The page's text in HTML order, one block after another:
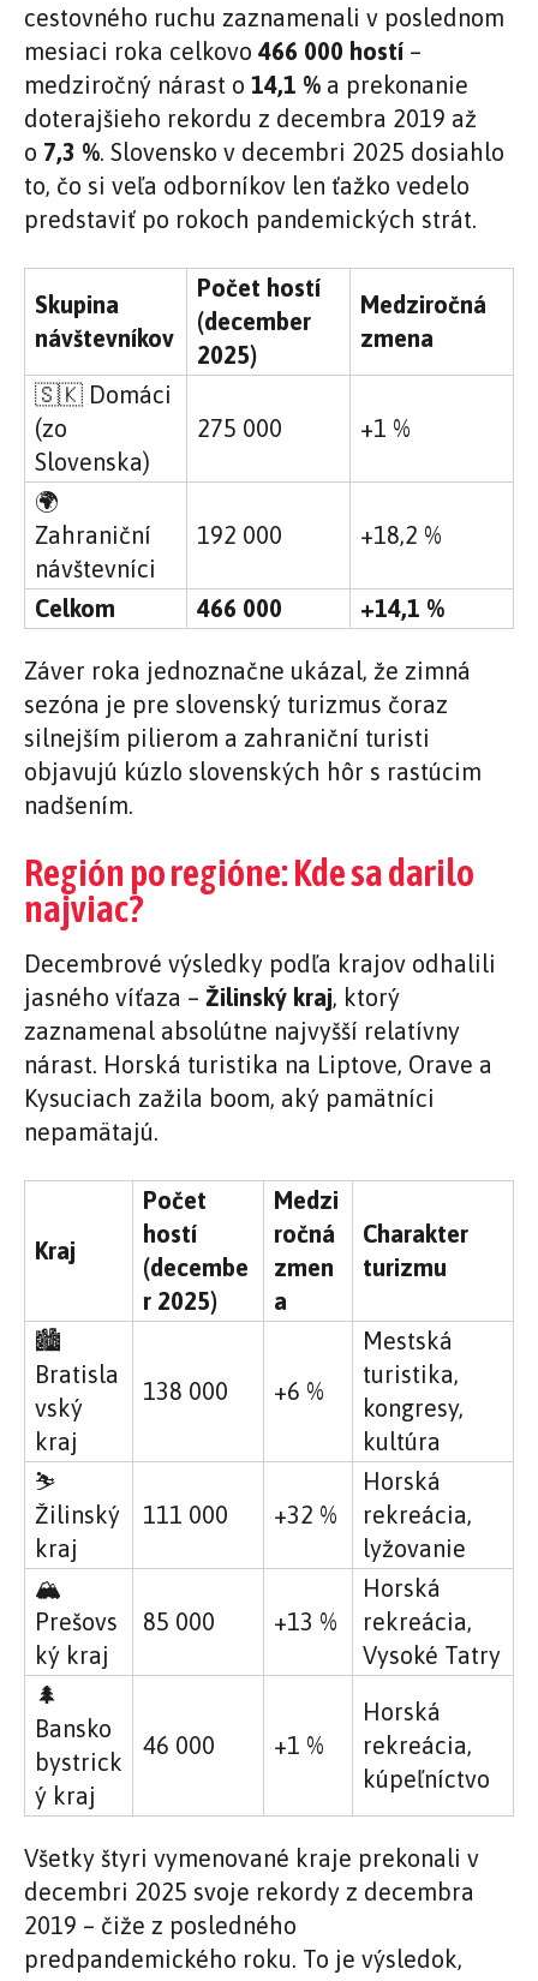
cestovného ruchu zaznamenali v poslednom
mesiaci roka celkovo 466 000 hostí –
medziročný nárast o 14,1 % a prekonanie
doterajšieho rekordu z decembra 2019 až
o 7,3 %. Slovensko v decembri 2025 dosiahlo
to, čo si veľa odborníkov len ťažko vedelo
predstaviť po rokoch pandemických strát.
Skupina
návštevníkov
Počet hostí
(december
2025)
Medziročná
zmena
🇸🇰 Domáci
(zo
Slovenska)
275 000 +1 %
🌍
Zahraniční
návštevníci
192 000 +18,2 %
Celkom 466 000 +14,1 %
Záver roka jednoznačne ukázal, že zimná
sezóna je pre slovenský turizmus čoraz
silnejším pilierom a zahraniční turisti
objavujú kúzlo slovenských hôr s rastúcim
nadšením.
Región po regióne: Kde sa darilo
najviac?
Decembrové výsledky podľa krajov odhalili
jasného víťaza – Žilinský kraj, ktorý
zaznamenal absolútne najvyšší relatívny
nárast. Horská turistika na Liptove, Orave a
Kysuciach zažila boom, aký pamätníci
nepamätajú.
Kraj
Počet
hostí
(decembe
r 2025)
Medzi
ročná
zmen
a
Charakter
turizmu
🏙️
Bratisla
vský
kraj
138 000 +6 %
Mestská
turistika,
kongresy,
kultúra
⛷️
Žilinský
kraj
111 000 +32 %
Horská
rekreácia,
lyžovanie
🏔️
Prešovs
ký kraj
85 000 +13 %
Horská
rekreácia,
Vysoké Tatry
🌲
Bansko
bystrick
ý kraj
46 000 +1 %
Horská
rekreácia,
kúpeľníctvo
Všetky štyri vymenované kraje prekonali v
decembri 2025 svoje rekordy z decembra
2019 – čiže z posledného
predpandemického roku. To je výsledok,